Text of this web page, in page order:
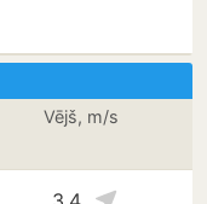
Vējš, m/s